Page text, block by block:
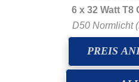
6 x 32 Watt T8
D50 Normlicht
PREIS